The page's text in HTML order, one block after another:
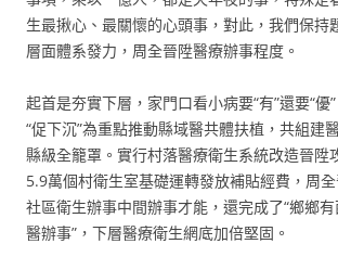
生最揪心、最關懷的心頭事，對此，我們保持
層面體系發力，周全晉陞醫療辦事程度。
起首是夯實下層，家門口看小病要“有”還要“優
“促下沉”為重點推動縣域醫共體扶植，共組建
縣級全籠罩。實行村落醫療衛生系統改造晉陞
5.9萬個村衛生室基礎運轉發放補貼經費，周
社區衛生辦事中間辦事才能，還完成了“鄉鄉有
醫辦事”，下層醫療衛生網底加倍堅固。